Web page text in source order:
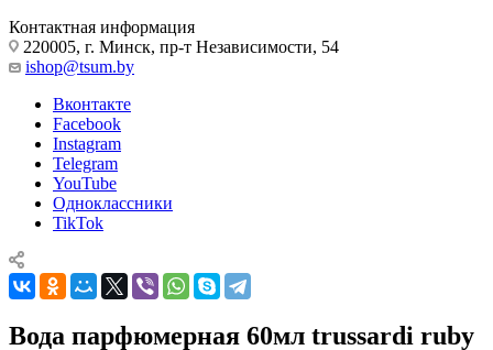
Контактная информация
220005, г. Минск, пр-т Независимости, 54
ishop@tsum.by
Вконтакте
Facebook
Instagram
Telegram
YouTube
Одноклассники
TikTok
Вода парфюмерная 60мл trussardi ruby